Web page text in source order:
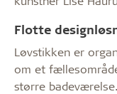
Flotte
Løvstikken er
om et
større